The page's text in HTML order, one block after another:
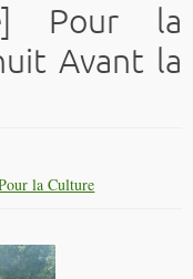
Pour la
Avant la
la Culture